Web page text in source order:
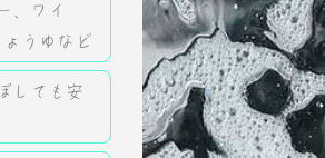
、ワイ
ょうゆなど
しても安